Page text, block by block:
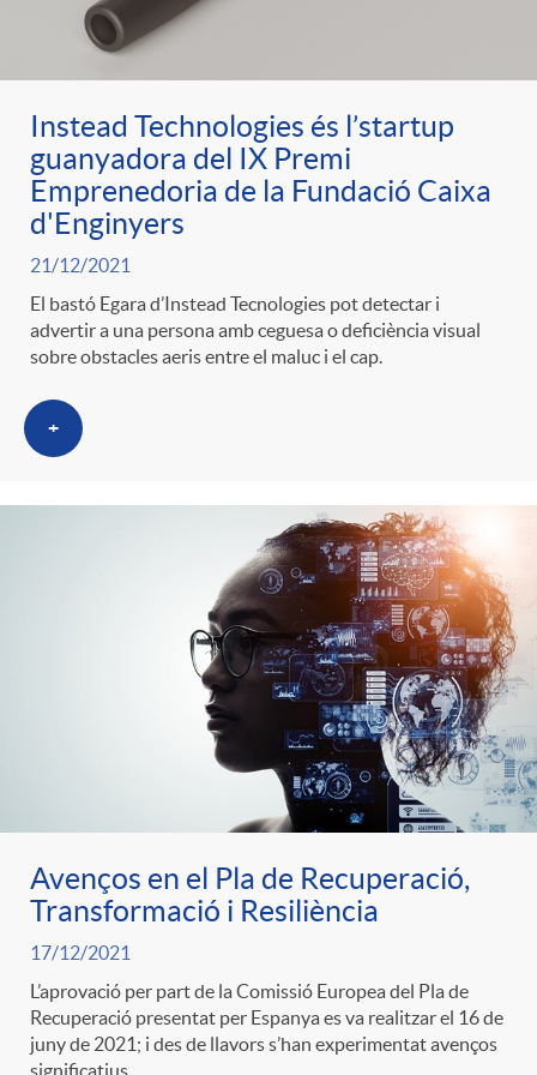
r
a
S
a
l
a
e
n
s
p
e
r
c
a
t
i
e
s
e
n
i
d
o
A
F
i
l
c
a
d
o
r
n
t
i
Instead Technologies és l’startup
guanyadora del IX Premi
Emprenedoria de la Fundació Caixa
d'Enginyers
21/12/2021
El bastó Egara d’Instead Tecnologies pot detectar i
advertir a una persona amb ceguesa o deficiència visual
sobre obstacles aeris entre el maluc i el cap.
+
Avenços en el Pla de Recuperació,
Transformació i Resiliència
17/12/2021
L’aprovació per part de la Comissió Europea del Pla de
Recuperació presentat per Espanya es va realitzar el 16 de
juny de 2021; i des de llavors s’han experimentat avenços
significatius.